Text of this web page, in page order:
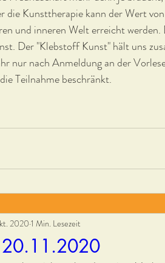
die Kunsttherapie kann der Wert
und inneren Welt erreicht
Der "Klebstoff Kunst" hält uns
nur nach Anmeldung an der
Teilnahme beschränkt.
20.11.2020
2020 1 Min. Lesezeit